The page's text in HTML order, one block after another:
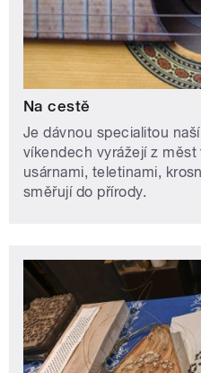
Na cestě
Je dávnou specialitou
víkendech vyrážejí z
usárnami, teletinami,
směřují do přírody.